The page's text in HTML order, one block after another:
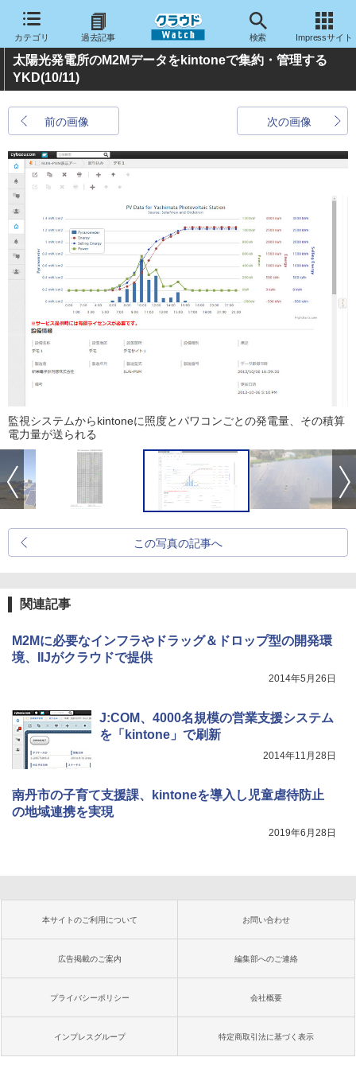
カテゴリ 過去記事 検索 Impressサイト
太陽光発電所のM2Mデータをkintoneで集約・管理する
YKD(10/11)
前の画像 次の画像
監視システムからkintoneに照度とパワコンごとの発電量、その積算
電力量が送られる
この写真の記事へ
関連記事
M2Mに必要なインフラやドラッグ＆ドロップ型の開発環
境、IIJがクラウドで提供
2014年5月26日
J:COM、4000名規模の営業支援システム
を「kintone」で刷新
2014年11月28日
南丹市の子育て支援課、kintoneを導入し児童虐待防止
の地域連携を実現
2019年6月28日
本サイトのご利用について お問い合わせ
広告掲載のご案内 編集部へのご連絡
プライバシーポリシー 会社概要
インプレスグループ 特定商取引法に基づく表示